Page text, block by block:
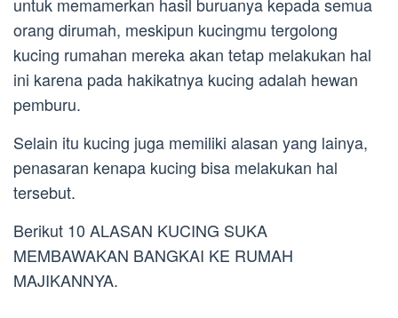
orang dirumah, meskipun kucingmu tergolong
kucing rumahan mereka akan tetap melakukan hal
ini karena pada hakikatnya kucing adalah hewan
pemburu.
Selain itu kucing juga memiliki alasan yang lainya,
penasaran kenapa kucing bisa melakukan hal
tersebut.
Berikut 10 ALASAN KUCING SUKA
MEMBAWAKAN BANGKAI KE RUMAH
MAJIKANNYA.